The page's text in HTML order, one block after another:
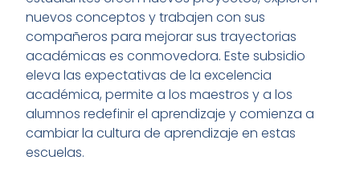
nuevos conceptos y trabajen con sus
compañeros para mejorar sus trayectorias
académicas es conmovedora. Este subsidio
eleva las expectativas de la excelencia
académica, permite a los maestros y a los
alumnos redefinir el aprendizaje y comienza a
cambiar la cultura de aprendizaje en estas
escuelas.